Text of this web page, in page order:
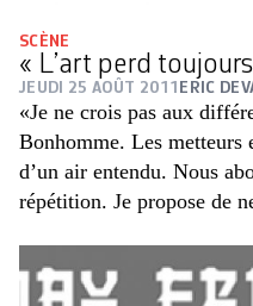
SCÈNE
« L’art perd
JEUDI 25 AOÛT 2011 ERIC
«Je ne crois pas aux
Bonhomme. Les metteurs
d’un air entendu. Nous
répétition. Je propose de